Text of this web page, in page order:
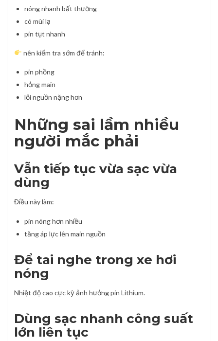
nóng nhanh bất thường
có mùi lạ
pin tụt nhanh
nên kiểm tra sớm để tránh:
pin phồng
hỏng main
lỗi nguồn nặng hơn
Những sai lầm nhiều
người mắc phải
Vẫn tiếp tục vừa sạc vừa
dùng
Điều này làm:
pin nóng hơn nhiều
tăng áp lực lên main nguồn
Để tai nghe trong xe hơi
nóng
Nhiệt độ cao cực kỳ ảnh hưởng pin Lithium.
Dùng sạc nhanh công suất
lớn liên tục